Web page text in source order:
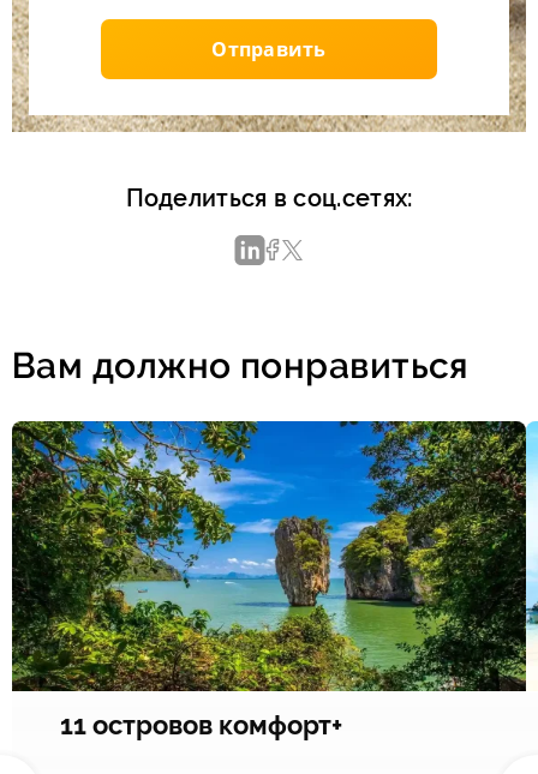
Отправить
Поделиться в соц.сетях:
Вам должно понравиться
11 островов комфорт+